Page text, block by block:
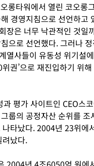
롱타워에서 열린 코오롱
경영지침으로 선언하고
장은 너무 낙관적인 것일
으로 선언했다. 그러나
열사들이 유동성 위기설
권’으로 재진입하기 위
과 평가 사이트인 CEO스
룹의 공정자산 순위를
타났다. 2004년 23위에
났다.